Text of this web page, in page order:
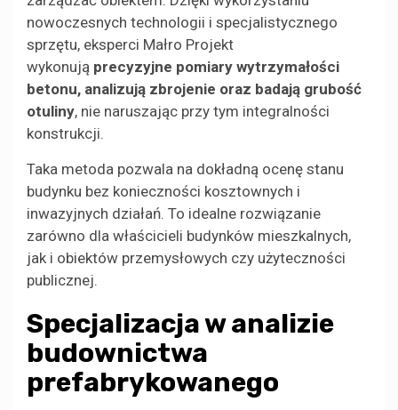
nowoczesnych technologii i specjalistycznego
sprzętu, eksperci Małro Projekt
wykonują precyzyjne pomiary wytrzymałości
betonu, analizują zbrojenie oraz badają grubość
otuliny, nie naruszając przy tym integralności
konstrukcji.
Taka metoda pozwala na dokładną ocenę stanu
budynku bez konieczności kosztownych i
inwazyjnych działań. To idealne rozwiązanie
zarówno dla właścicieli budynków mieszkalnych,
jak i obiektów przemysłowych czy użyteczności
publicznej.
Specjalizacja w analizie
budownictwa
prefabrykowanego